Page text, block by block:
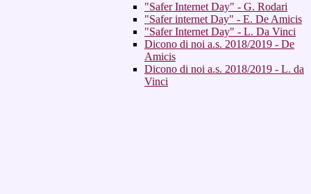
"Safer Internet Day" - G. Rodari
"Safer internet Day" - E. De Amicis
"Safer Internet Day" - L. Da Vinci
Dicono di noi a.s. 2018/2019 - De
Amicis
Dicono di noi a.s. 2018/2019 - L. da
Vinci